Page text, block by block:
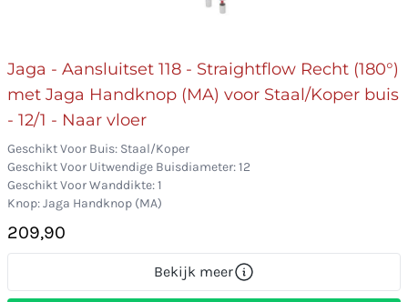
Jaga - Aansluitset 118 - Straightflow Recht (180°)
met Jaga Handknop (MA) voor Staal/Koper buis
- 12/1 - Naar vloer
Geschikt Voor Buis: Staal/Koper
Geschikt Voor Uitwendige Buisdiameter: 12
Geschikt Voor Wanddikte: 1
Knop: Jaga Handknop (MA)
209,90
Bekijk meer